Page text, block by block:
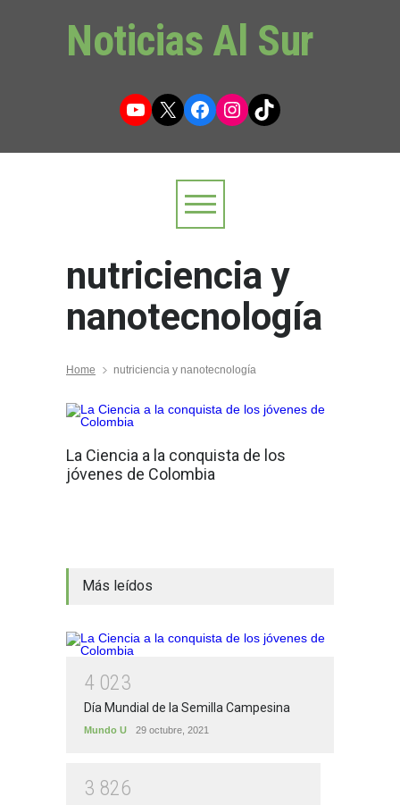
Noticias Al Sur
YouTube
X Facebook
Instagram
TikTok
nutriciencia y
nanotecnología
Home nutriciencia y nanotecnología
La Ciencia a la conquista de los
jóvenes de Colombia
Más leídos
4 023
Día Mundial de la Semilla Campesina
Mundo U 29 octubre, 2021
3 826